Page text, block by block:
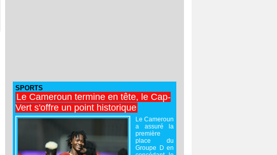
SPORTS
Le Cameroun termine en tête, le Cap-
Vert s'offre un point historique
Le Cameroun
a assuré la
première
place du
Groupe D en